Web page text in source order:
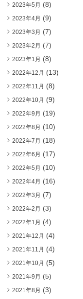
2023年5月 (8)
2023年4月 (9)
2023年3月 (7)
2023年2月 (7)
2023年1月 (8)
2022年12月 (13)
2022年11月 (8)
2022年10月 (9)
2022年9月 (19)
2022年8月 (10)
2022年7月 (18)
2022年6月 (17)
2022年5月 (10)
2022年4月 (16)
2022年3月 (7)
2022年2月 (3)
2022年1月 (4)
2021年12月 (4)
2021年11月 (4)
2021年10月 (5)
2021年9月 (5)
2021年8月 (3)